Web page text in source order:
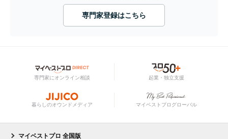
専門家登録はこちら
専門家にオンライン相談 起業・独立支援
暮らしのオウンドメディア マイベストプログローバル
マイベストプロ 全国版